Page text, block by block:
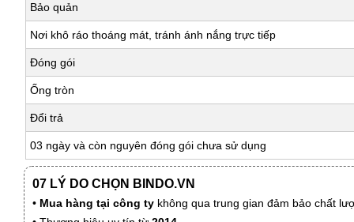
Bảo quản
Nơi khô ráo thoáng mát, tránh ánh nắng trực tiếp
Đóng gói
Ống tròn
Đổi trả
03 ngày và còn nguyên đóng gói chưa sử dụng
07 LÝ DO CHỌN BINDO.VN
• Mua hàng tại công ty không qua trung gian đảm bảo chất